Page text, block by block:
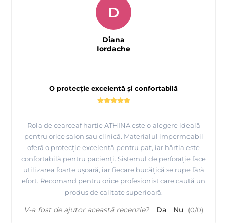
O protecție excelentă și confortabilă
Rola de cearceaf hartie ATHINA este o alegere ideală
pentru orice salon sau clinică. Materialul impermeabil
oferă o protecție excelentă pentru pat, iar hârtia este
confortabilă pentru pacienți. Sistemul de perforație face
utilizarea foarte ușoară, iar fiecare bucățică se rupe fără
efort. Recomand pentru orice profesionist care caută un
produs de calitate superioară.
D
Diana
Iordache
V-a fost de ajutor această recenzie? Da Nu (0/0)